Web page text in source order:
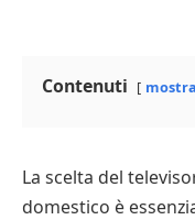
Contenuti mostra
La scelta del
domestico è